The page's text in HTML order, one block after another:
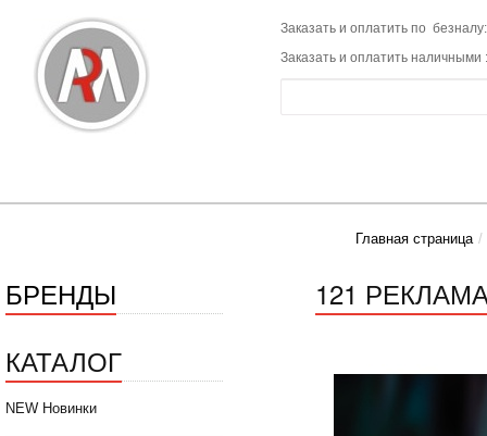
Заказать и оплатить по
Заказать и оплатить наличными
Главная страница
БРЕНДЫ
КАТАЛОГ
NEW Новинки
121